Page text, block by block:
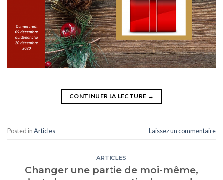
CONTINUER LA LECTURE →
Posted inArticles Laissez un commentaire
ARTICLES
Changer une partie de moi-même,